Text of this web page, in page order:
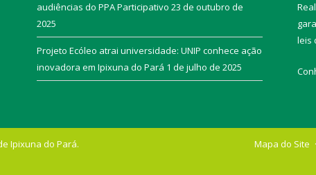
audiências do PPA Participativo 23 de outubro de
2025
Projeto Ecóleo atrai universidade: UNIP conhece ação
inovadora em Ipixuna do Pará 1 de julho de 2025
leis
Ipixuna do Pará. Mapa do Site